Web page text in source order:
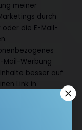
meiner
durch
die E-Mail-
Mail-Werbung
besser auf
Link in
jederzeit
in unseren